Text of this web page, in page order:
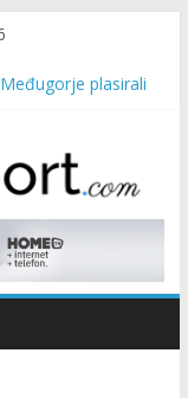
plasirali
– Brotnjo 2026.
Ivo Bevanda i
na realizaciji